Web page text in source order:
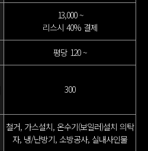
13,000 ~
리스시 40% 결제
평당 120 ~
300
철거, 가스설치, 온수기(보일러)설치 의탁
자, 냉/난방기, 소방공사, 실내사인물